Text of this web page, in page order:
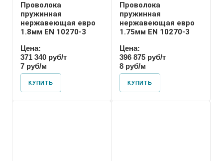
Проволока
пружинная
нержавеющая евро
1.8мм EN 10270-3
Цена:
371 340 руб/т
7 руб/м
КУПИТЬ
Проволока
пружинная
нержавеющая евро
1.75мм EN 10270-3
Цена:
396 875 руб/т
8 руб/м
КУПИТЬ